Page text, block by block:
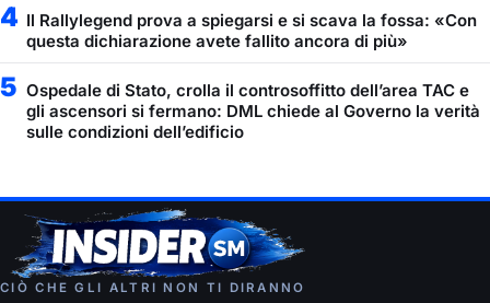
4 Il Rallylegend prova a spiegarsi e si scava la fossa: «Con
questa dichiarazione avete fallito ancora di più»
5 Ospedale di Stato, crolla il controsoffitto dell’area TAC e
gli ascensori si fermano: DML chiede al Governo la verità
sulle condizioni dell’edificio
CIÒ CHE GLI ALTRI NON TI DIRANNO